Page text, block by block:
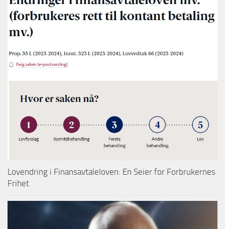
Lovendring i Finansavtaleloven: En Seier for Forbrukernes
Frihet